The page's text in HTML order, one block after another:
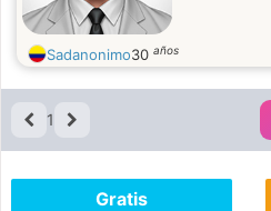
Sadanonimo30 años
1
Gratis